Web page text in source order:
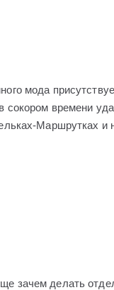
мода
сокором времени
Маршрутках и
зачем делать